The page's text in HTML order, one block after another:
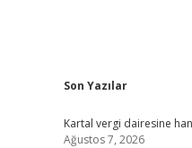
Sidebar
Son Yazılar
Kartal vergi dairesine
Ağustos 7, 2026